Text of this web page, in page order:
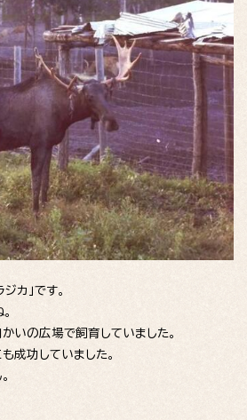
カ」です。
いの広場で飼育していました。
成功していました。